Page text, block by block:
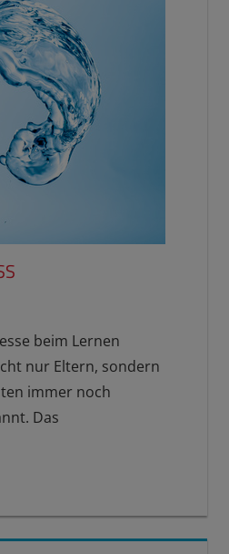
beim Lernen
nur Eltern, sondern
immer noch
Das